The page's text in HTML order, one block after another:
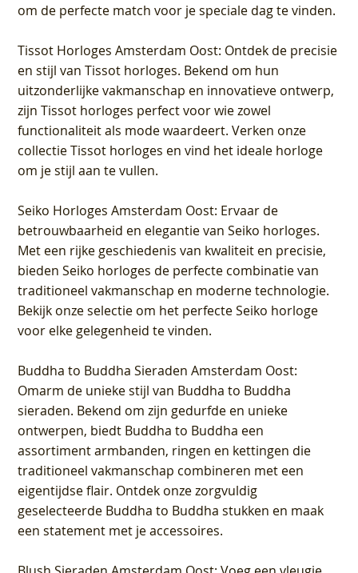
om de perfecte match voor je speciale dag te vinden.
Tissot Horloges Amsterdam Oost: Ontdek de precisie
en stijl van Tissot horloges. Bekend om hun
uitzonderlijke vakmanschap en innovatieve ontwerp,
zijn Tissot horloges perfect voor wie zowel
functionaliteit als mode waardeert. Verken onze
collectie Tissot horloges en vind het ideale horloge
om je stijl aan te vullen.
Seiko Horloges Amsterdam Oost: Ervaar de
betrouwbaarheid en elegantie van Seiko horloges.
Met een rijke geschiedenis van kwaliteit en precisie,
bieden Seiko horloges de perfecte combinatie van
traditioneel vakmanschap en moderne technologie.
Bekijk onze selectie om het perfecte Seiko horloge
voor elke gelegenheid te vinden.
Buddha to Buddha Sieraden Amsterdam Oost:
Omarm de unieke stijl van Buddha to Buddha
sieraden. Bekend om zijn gedurfde en unieke
ontwerpen, biedt Buddha to Buddha een
assortiment armbanden, ringen en kettingen die
traditioneel vakmanschap combineren met een
eigentijdse flair. Ontdek onze zorgvuldig
geselecteerde Buddha to Buddha stukken en maak
een statement met je accessoires.